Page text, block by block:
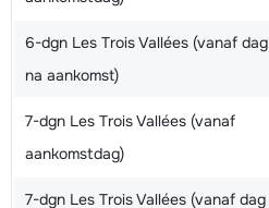
6-dgn Les Trois Vallées (vanaf dag
na aankomst)
7-dgn Les Trois Vallées (vanaf
aankomstdag)
7-dgn Les Trois Vallées (vanaf dag